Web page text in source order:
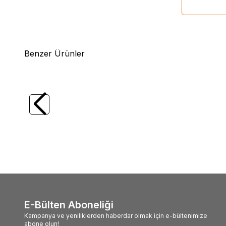
Benzer Ürünler
Ziya Dede
Şeker Çayı 140 Gr
127,20
E-Bülten Aboneliği
Kampanya ve yeniliklerden haberdar olmak için e-bültenimize
abone olun!